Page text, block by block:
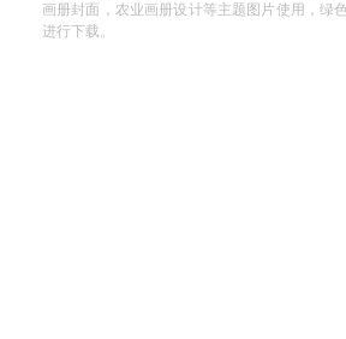
画册封面，农业画册设计等主题图片使用，绿
进行下载。